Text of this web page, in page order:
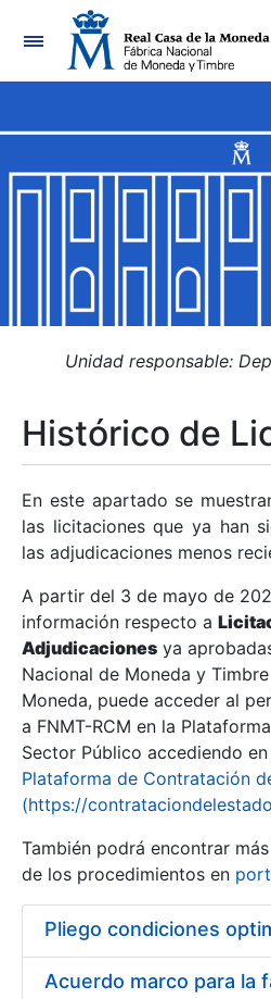
Navegación
Mostrar/Ocultar
Mostrar/Ocultar
Mostrar/Ocultar
Mostrar/Ocultar
Mostrar/Ocultar
Mostrar/Ocultar
Unidad responsable:
Histórico de
En este apartado se
las licitaciones que ya han
las adjudicaciones menos
A partir del 3 de mayo de
información respecto a
Adjudicaciones ya
Nacional de Moneda y
Moneda, puede acceder al
a FNMT-RCM en la
Sector Público accediendo
Plataforma de Contratación
(https://
También podrá encontrar
de los procedimientos en